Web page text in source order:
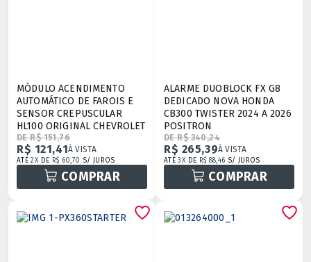
MÓDULO ACENDIMENTO
AUTOMÁTICO DE FAROIS E
SENSOR CREPUSCULAR
HL100 ORIGINAL CHEVROLET
DE R$ 151,76
R$ 121,41À VISTA
ATÉ2XDE R$ 60,70 S/ JUROS
COMPRAR
ALARME DUOBLOCK FX G8
DEDICADO NOVA HONDA
CB300 TWISTER 2024 A 2026
POSITRON
DE R$ 340,24
R$ 265,39À VISTA
ATÉ3XDE R$ 88,46 S/ JUROS
COMPRAR